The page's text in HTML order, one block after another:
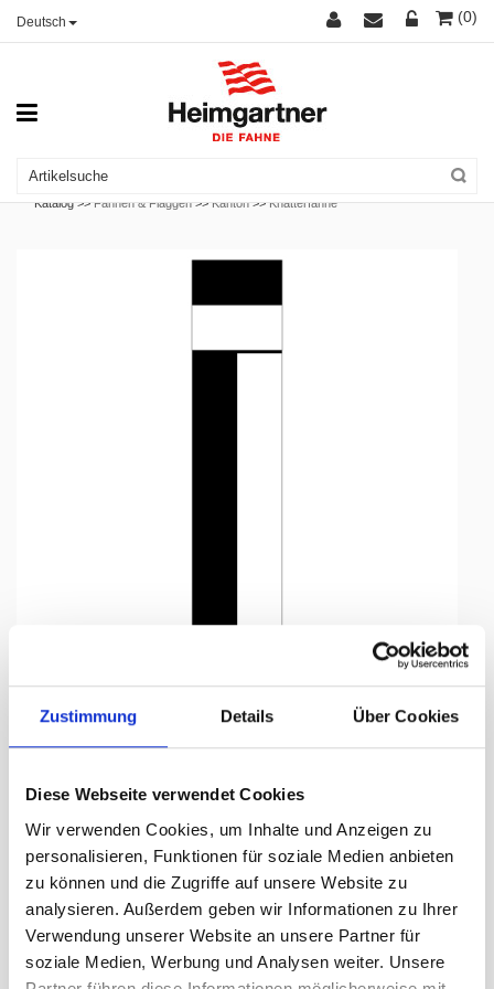
Zustimmung Details Über Cookies
Diese Webseite verwendet Cookies
Wir verwenden Cookies, um Inhalte und Anzeigen zu
personalisieren, Funktionen für soziale Medien anbieten
zu können und die Zugriffe auf unsere Website zu
analysieren. Außerdem geben wir Informationen zu Ihrer
Verwendung unserer Website an unsere Partner für
soziale Medien, Werbung und Analysen weiter. Unsere
Deutsch (0)
Katalog >>Fahnen & Flaggen >>Kanton >>Knatterfahne
Knatterfahne, Kanton bedruckt
Freiburg, 100 x 600 cm
303.05 CHF